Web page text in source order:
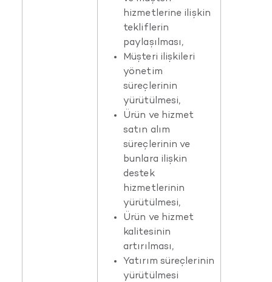
hizmetlerine ilişkin
tekliflerin
paylaşılması,
Müşteri ilişkileri
yönetim
süreçlerinin
yürütülmesi,
Ürün ve hizmet
satın alım
süreçlerinin ve
bunlara ilişkin
destek
hizmetlerinin
yürütülmesi,
Ürün ve hizmet
kalitesinin
artırılması,
Yatırım süreçlerinin
yürütülmesi